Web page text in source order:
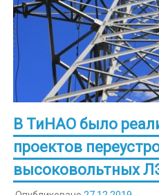
В ТиНАО было
проектов
высоковольтных